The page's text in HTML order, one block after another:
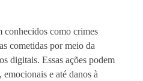
conhecidos como crimes
cometidas por meio da
digitais. Essas ações podem
e até danos à